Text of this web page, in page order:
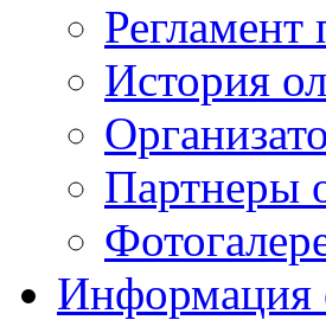
Регламент
История
Партнеры
Информация